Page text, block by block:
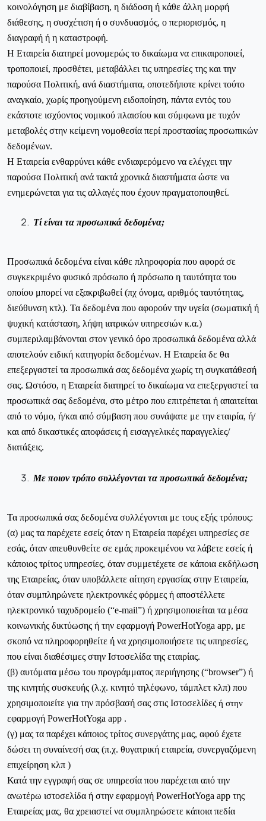
κοινολόγηση με διαβίβαση, η διάδοση ή κάθε άλλη μορφή
διάθεσης, η συσχέτιση ή ο συνδυασμός, ο περιορισμός, η
διαγραφή ή η καταστροφή.
Η Εταιρεία διατηρεί μονομερώς το δικαίωμα να επικαιροποιεί,
τροποποιεί, προσθέτει, μεταβάλλει τις υπηρεσίες της και την
παρούσα Πολιτική, ανά διαστήματα, οποτεδήποτε κρίνει τούτο
αναγκαίο, χωρίς προηγούμενη ειδοποίηση, πάντα εντός του
εκάστοτε ισχύοντος νομικού πλαισίου και σύμφωνα με τυχόν
μεταβολές στην κείμενη νομοθεσία περί προστασίας προσωπικών
δεδομένων.
Η Εταιρεία ενθαρρύνει κάθε ενδιαφερόμενο να ελέγχει την
παρούσα Πολιτική ανά τακτά χρονικά διαστήματα ώστε να
ενημερώνεται για τις αλλαγές που έχουν πραγματοποιηθεί.
Τί είναι τα προσωπικά δεδομένα;
Προσωπικά δεδομένα είναι κάθε πληροφορία που αφορά σε
συγκεκριμένο φυσικό πρόσωπο ή πρόσωπο η ταυτότητα του
οποίου μπορεί να εξακριβωθεί (πχ όνομα, αριθμός ταυτότητας,
διεύθυνση κτλ). Τα δεδομένα που αφορούν την υγεία (σωματική ή
ψυχική κατάσταση, λήψη ιατρικών υπηρεσιών κ.α.)
συμπεριλαμβάνονται στον γενικό όρο προσωπικά δεδομένα αλλά
αποτελούν ειδική κατηγορία δεδομένων. Η Εταιρεία δε θα
επεξεργαστεί τα προσωπικά σας δεδομένα χωρίς τη συγκατάθεσή
σας. Ωστόσο, η Εταιρεία διατηρεί το δικαίωμα να επεξεργαστεί τα
προσωπικά σας δεδομένα, στο μέτρο που επιτρέπεται ή απαιτείται
από το νόμο, ή/και από σύμβαση που συνάψατε με την εταιρία, ή/
και από δικαστικές αποφάσεις ή εισαγγελικές παραγγελίες/
διατάξεις.
Με ποιον τρόπο συλλέγονται τα προσωπικά δεδομένα;
Τα προσωπικά σας δεδομένα συλλέγονται με τους εξής τρόπους:
(α) μας τα παρέχετε εσείς όταν η Εταιρεία παρέχει υπηρεσίες σε
εσάς, όταν απευθυνθείτε σε εμάς προκειμένου να λάβετε εσείς ή
κάποιος τρίτος υπηρεσίες, όταν συμμετέχετε σε κάποια εκδήλωση
της Εταιρείας, όταν υποβάλλετε αίτηση εργασίας στην Εταιρεία,
όταν συμπληρώνετε ηλεκτρονικές φόρμες ή αποστέλλετε
ηλεκτρονικό ταχυδρομείο (“e-mail”) ή χρησιμοποιείται τα μέσα
κοινωνικής δικτύωσης ή την εφαρμογή PowerHotYoga app, με
σκοπό να πληροφορηθείτε ή να χρησιμοποιήσετε τις υπηρεσίες,
που είναι διαθέσιμες στην Ιστοσελίδα της εταιρίας.
(β) αυτόματα μέσω του προγράμματος περιήγησης (“browser”) ή
της κινητής συσκευής (λ.χ. κινητό τηλέφωνο, τάμπλετ κλπ) που
χρησιμοποιείτε για την πρόσβασή σας στις Ιστοσελίδες ή στην
εφαρμογή PowerHotYoga app .
(γ) μας τα παρέχει κάποιος τρίτος συνεργάτης μας, αφού έχετε
δώσει τη συναίνεσή σας (π.χ. θυγατρική εταιρεία, συνεργαζόμενη
επιχείρηση κλπ )
Κατά την εγγραφή σας σε υπηρεσία που παρέχεται από την
ανωτέρω ιστοσελίδα ή στην εφαρμογή PowerHotYoga app της
Εταιρείας μας, θα χρειαστεί να συμπληρώσετε κάποια πεδία